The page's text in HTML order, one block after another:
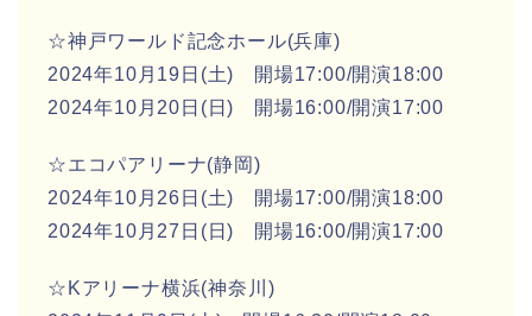
☆神戸ワールド記念ホール(兵庫)
2024年10月19日(土) 開場17:00/開演18:00
2024年10月20日(日) 開場16:00/開演17:00
☆エコパアリーナ(静岡)
2024年10月26日(土) 開場17:00/開演18:00
2024年10月27日(日) 開場16:00/開演17:00
☆Kアリーナ横浜(神奈川)